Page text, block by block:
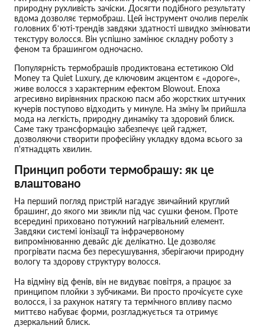
природну рухливість зачіски. Досягти подібного результату
вдома дозволяє термобраш. Цей інструмент очолив перелік
головних б’юті-трендів завдяки здатності швидко змінювати
текстуру волосся. Він успішно замінює складну роботу з
феном та брашингом одночасно.
Популярність термобрашів продиктована естетикою Old
Money та Quiet Luxury, де ключовим акцентом є «дороге»,
живе волосся з характерним ефектом Blowout. Епоха
агресивно вирівняних праскою пасм або жорстких штучних
кучерів поступово відходить у минуле. На зміну їм прийшла
мода на легкість, природну динаміку та здоровий блиск.
Саме таку трансформацію забезпечує цей гаджет,
дозволяючи створити професійну укладку вдома всього за
п'ятнадцять хвилин.
Принцип роботи термобрашу: як це
влаштовано
На перший погляд пристрій нагадує звичайний круглий
брашинг, до якого ми звикли під час сушки феном. Проте
всередині приховано потужний нагрівальний елемент.
Завдяки системі іонізації та інфрачервоному
випромінюванню девайс діє делікатно. Це дозволяє
прогрівати пасма без пересушування, зберігаючи природну
вологу та здорову структуру волосся.
На відміну від фенів, він не видуває повітря, а працює за
принципом плойки з зубчиками. Ви просто прочісуєте сухе
волосся, і за рахунок натягу та термічного впливу пасмо
миттєво набуває форми, розгладжується та отримує
дзеркальний блиск.